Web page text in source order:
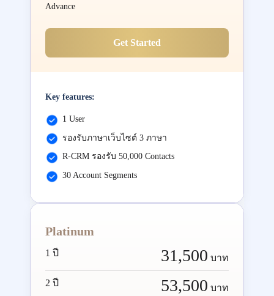
Advance
Get Started
Key features:
1 User
รองรับภาษาเว็บไซต์ 3 ภาษา
R-CRM รองรับ 50,000 Contacts
30 Account Segments
Platinum
1 ปี 31,500 บาท
2 ปี 53,500 บาท